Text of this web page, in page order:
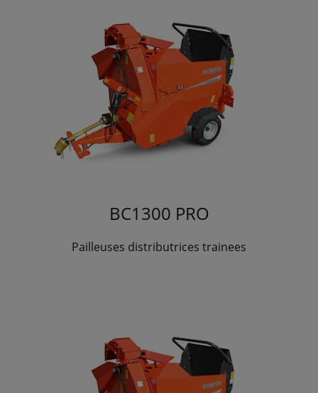
BC1300 PRO
Pailleuses distributrices trainees